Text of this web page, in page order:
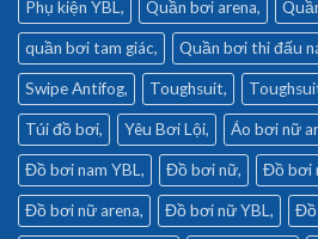
Phụ kiện YBL Quần bơi arena
quần bơi tam giác Quần bơi thi đấu
Swipe Antifog Toughsuit
Túi đồ bơi Yêu Bơi Lội Áo bơi nữ
Đồ bơi nam YBL Đồ bơi nữ Đồ bơi
Đồ bơi nữ arena Đồ bơi nữ YBL Đồ